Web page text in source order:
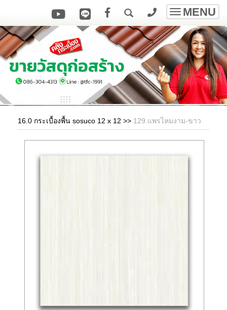
Toggle
MENU
16.0 กระเบื้องพื้น sosuco 12 x 12 >> 129.แพรไหมงาม-ขาว